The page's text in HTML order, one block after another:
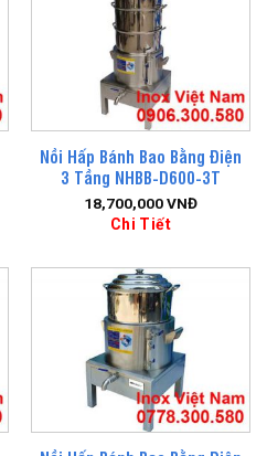
Nồi Hấp Bánh Bao Bằng Điện
3 Tầng NHBB-D600-3T
18,700,000VNĐ
Chi Tiết